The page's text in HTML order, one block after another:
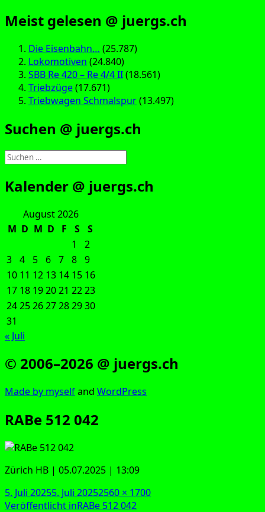
Meist gelesen @ juergs.ch
Die Eisenbahn… (25.787)
Lokomotiven (24.840)
SBB Re 420 – Re 4/4 II(18.561)
Triebzüge(17.671)
Triebwagen Schmalspur(13.497)
Suchen @ juergs.ch
Suchen
nach:
Kalender @ juergs.ch
August 2026
M D M D F S
S
1
2
3 4 5 6 7 8 9
10 11 12 13 14 15 16
17 18 192021 2223
24252627282930
31
« Juli
© 2006–2026 @ juergs.ch
Made by mys­elfand Word­Press
RABe 512 042
Zürich HB | 05.07.2025 | 13:09
Veröffentlicht
am
5. Juli 20255. Juli 2025Originalgröße
2560 × 1700
Veröffentlicht inRABe 512 042